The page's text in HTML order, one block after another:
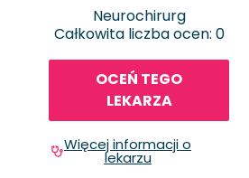
Neurochirurg
Całkowita liczba ocen: 0
OCEŃ TEGO
LEKARZA
Więcej informacji o
lekarzu